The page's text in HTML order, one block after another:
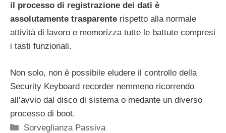
il processo di registrazione dei dati è
assolutamente trasparente rispetto alla normale
attività di lavoro e memorizza tutte le battute compresi
i tasti funzionali.
Non solo, non è possibile eludere il controllo della
Security Keyboard recorder nemmeno ricorrendo
all’avvio dal disco di sistema o medante un diverso
processo di boot.
Categorie
Sorveglianza Passiva